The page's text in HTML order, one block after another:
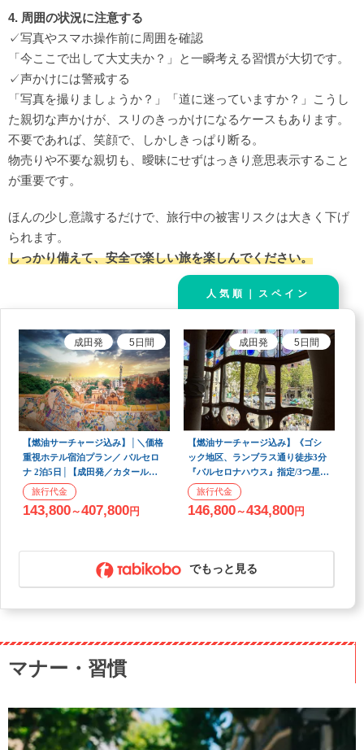
4. 周囲の状況に注意する
✓写真やスマホ操作前に周囲を確認
「今ここで出して大丈夫か？」と一瞬考える習慣が大切です。
✓声かけには警戒する
「写真を撮りましょうか？」「道に迷っていますか？」こうし
た親切な声かけが、スリのきっかけになるケースもあります。
不要であれば、笑顔で、しかしきっぱり断る。
物売りや不要な親切も、曖昧にせずはっきり意思表示すること
が重要です。
ほんの少し意識するだけで、旅行中の被害リスクは大きく下げ
られます。
しっかり備えて、安全で楽しい旅を楽しんでください。
人気順｜スペイン
【燃油サーチャージ込み】│＼価格
重視ホテル宿泊プラン／ バルセロ
ナ 2泊5日│【成田発／カタール航
空利用】
成田発 5 日間
143,800～407,800円
【燃油サーチャージ込み】《ゴシ
ック地区、ランブラス通り徒歩3分
『バルセロナハウス』指定/3つ星》
美食と情熱の都「バルセロナ」2泊
5日【成田発/カタール航空利用】
成田発 5 日間
146,800～434,800円
でもっと見る
マナー・習慣